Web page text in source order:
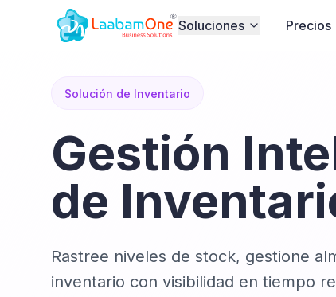
Soluciones Precios
Solución de Inventario
Gestión
de
Rastree niveles de stock, gestione
inventario con visibilidad en tiempo